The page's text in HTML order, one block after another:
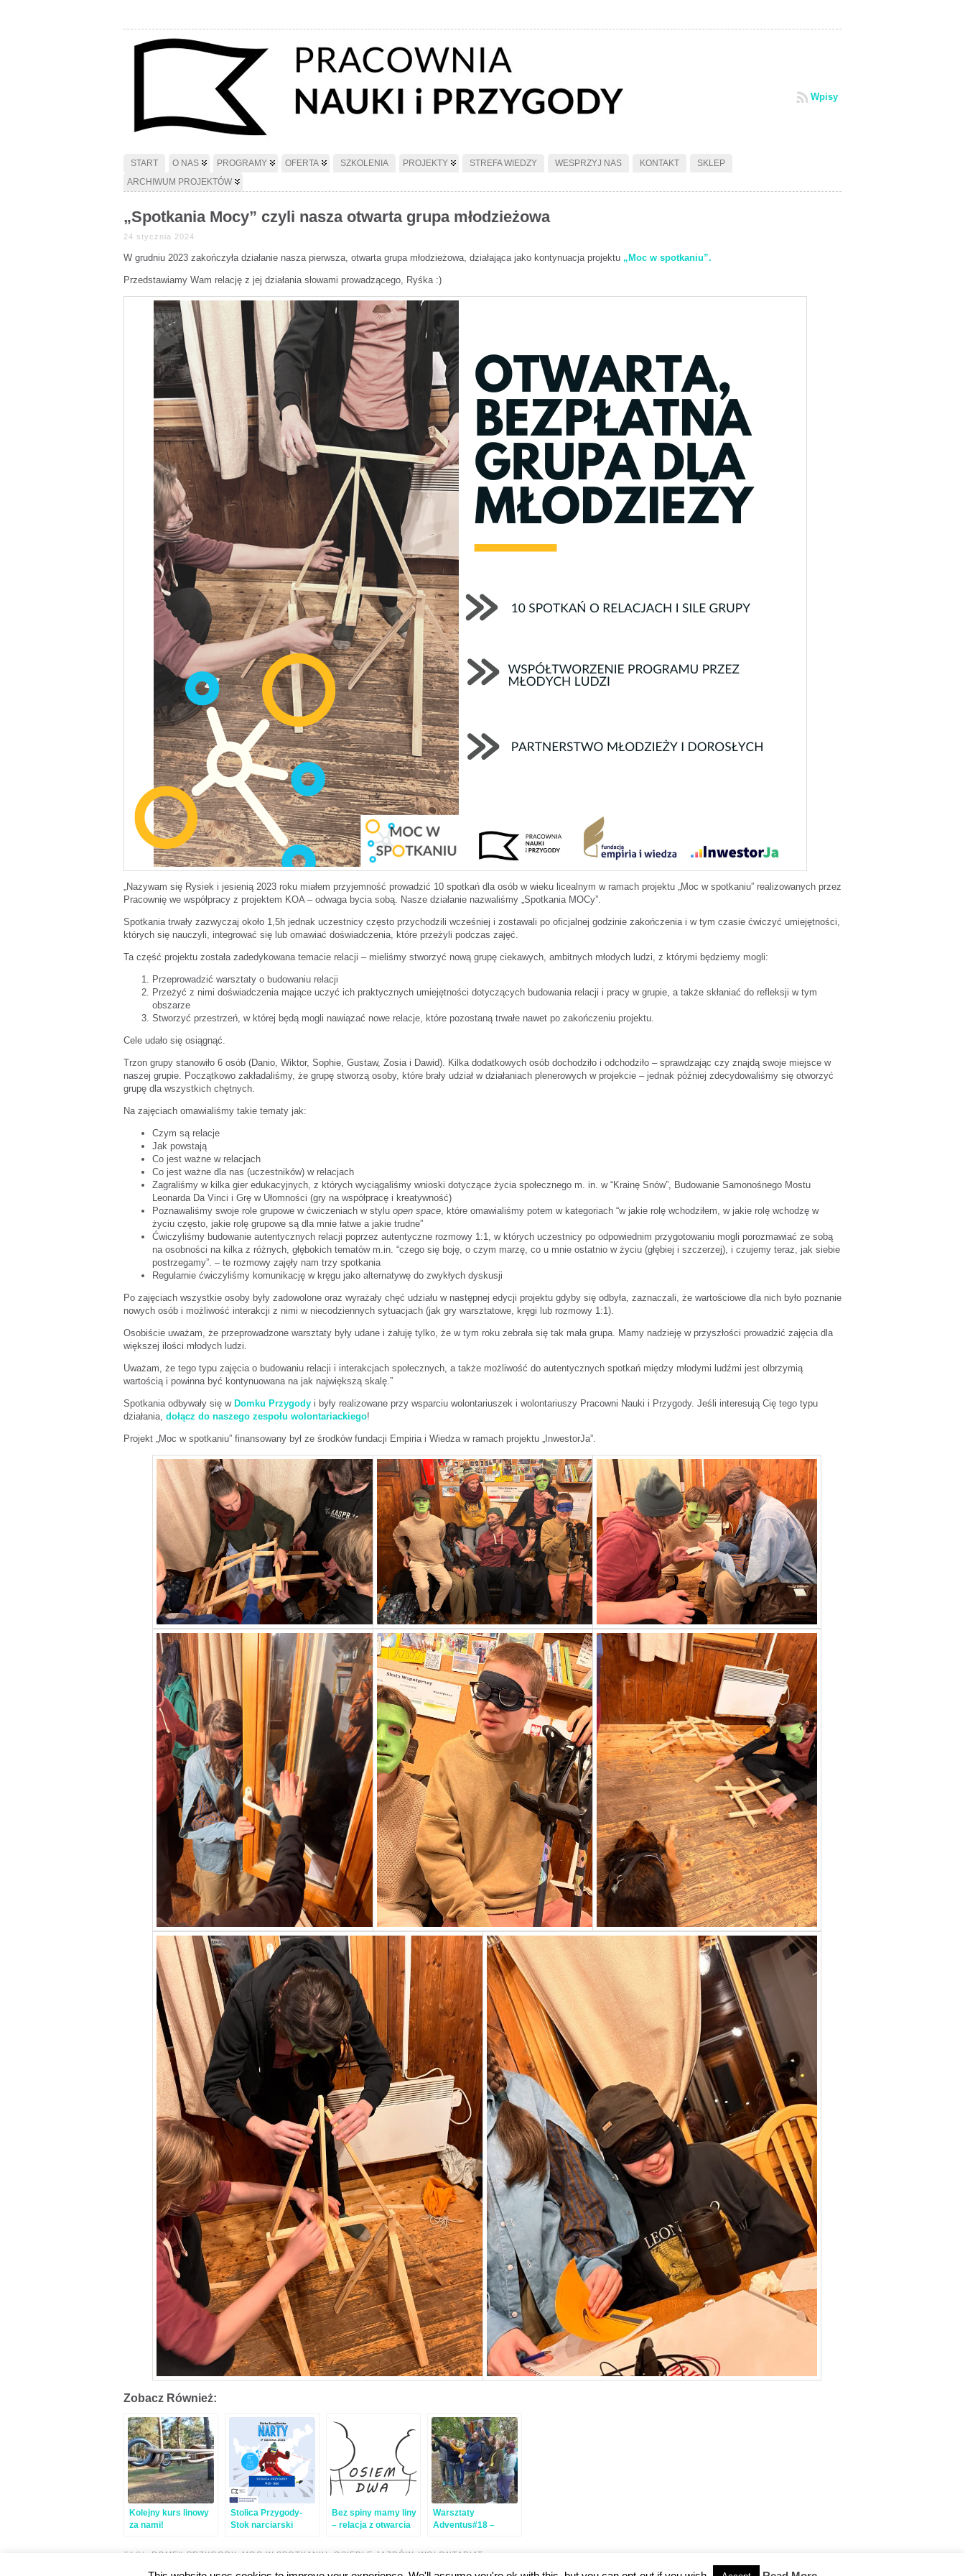
Wpisy
START O NAS PROGRAMY OFERTA SZKOLENIA PROJEKTY STREFA WIEDZY WESPRZYJ NAS KONTAKT
SKLEP
ARCHIWUM PROJEKTÓW
„Spotkania Mocy” czyli nasza otwarta grupa młodzieżowa
24 stycznia 2024
W grudniu 2023 zakończyła działanie nasza pierwsza, otwarta grupa młodzieżowa, działająca jako kontynuacja projektu „Moc w spotkaniu”.
Przedstawiamy Wam relację z jej działania słowami prowadzącego, Ryśka :)
„Nazywam się Rysiek i jesienią 2023 roku miałem przyjemność prowadzić 10 spotkań dla osób w wieku licealnym w ramach projektu „Moc w spotkaniu” realizowanych przez
Pracownię we współpracy z projektem KOA – odwaga bycia sobą. Nasze działanie nazwaliśmy „Spotkania MOCy”.
Spotkania trwały zazwyczaj około 1,5h jednak uczestnicy często przychodzili wcześniej i zostawali po oficjalnej godzinie zakończenia i w tym czasie ćwiczyć umiejętności,
których się nauczyli, integrować się lub omawiać doświadczenia, które przeżyli podczas zajęć.
Ta część projektu została zadedykowana temacie relacji – mieliśmy stworzyć nową grupę ciekawych, ambitnych młodych ludzi, z którymi będziemy mogli:
Przeprowadzić warsztaty o budowaniu relacji
Przeżyć z nimi doświadczenia mające uczyć ich praktycznych umiejętności dotyczących budowania relacji i pracy w grupie, a także skłaniać do refleksji w tym
obszarze
Stworzyć przestrzeń, w której będą mogli nawiązać nowe relacje, które pozostaną trwałe nawet po zakończeniu projektu.
Cele udało się osiągnąć.
Trzon grupy stanowiło 6 osób (Danio, Wiktor, Sophie, Gustaw, Zosia i Dawid). Kilka dodatkowych osób dochodziło i odchodziło – sprawdzając czy znajdą swoje miejsce w
naszej grupie. Początkowo zakładaliśmy, że grupę stworzą osoby, które brały udział w działaniach plenerowych w projekcie – jednak później zdecydowaliśmy się otworzyć
grupę dla wszystkich chętnych.
Na zajęciach omawialiśmy takie tematy jak:
Czym są relacje
Jak powstają
Co jest ważne w relacjach
Co jest ważne dla nas (uczestników) w relacjach
Zagraliśmy w kilka gier edukacyjnych, z których wyciągaliśmy wnioski dotyczące życia społecznego m. in. w “Krainę Snów”, Budowanie Samonośnego Mostu
Leonarda Da Vinci i Grę w Ułomności (gry na współpracę i kreatywność)
Poznawaliśmy swoje role grupowe w ćwiczeniach w stylu open space, które omawialiśmy potem w kategoriach “w jakie rolę wchodziłem, w jakie rolę wchodzę w
życiu często, jakie rolę grupowe są dla mnie łatwe a jakie trudne”
Ćwiczyliśmy budowanie autentycznych relacji poprzez autentyczne rozmowy 1:1, w których uczestnicy po odpowiednim przygotowaniu mogli porozmawiać ze sobą
na osobności na kilka z różnych, głębokich tematów m.in. “czego się boję, o czym marzę, co u mnie ostatnio w życiu (głębiej i szczerzej), i czujemy teraz, jak siebie
postrzegamy”. – te rozmowy zajęły nam trzy spotkania
Regularnie ćwiczyliśmy komunikację w kręgu jako alternatywę do zwykłych dyskusji
Po zajęciach wszystkie osoby były zadowolone oraz wyrażały chęć udziału w następnej edycji projektu gdyby się odbyła, zaznaczali, że wartościowe dla nich było poznanie
nowych osób i możliwość interakcji z nimi w niecodziennych sytuacjach (jak gry warsztatowe, kręgi lub rozmowy 1:1).
Osobiście uważam, że przeprowadzone warsztaty były udane i żałuję tylko, że w tym roku zebrała się tak mała grupa. Mamy nadzieję w przyszłości prowadzić zajęcia dla
większej ilości młodych ludzi.
Uważam, że tego typu zajęcia o budowaniu relacji i interakcjach społecznych, a także możliwość do autentycznych spotkań między młodymi ludźmi jest olbrzymią
wartością i powinna być kontynuowana na jak największą skalę.”
Spotkania odbywały się w Domku Przygody i były realizowane przy wsparciu wolontariuszek i wolontariuszy Pracowni Nauki i Przygody. Jeśli interesują Cię tego typu
działania, dołącz do naszego zespołu wolontariackiego!
Projekt „Moc w spotkaniu” finansowany był ze środków fundacji Empiria i Wiedza w ramach projektu „InwestorJa”.
Zobacz Również:
Kolejny kurs linowy
za nami!
Stolica Przygody-
Stok narciarski
Bez spiny mamy liny
– relacja z otwarcia
Warsztaty
Adventus#18 –
TAGI: DOMEK PRZYGODY MOC W SPOTKANIU OSIEDLE JAZDÓW, WOLONTARIAT